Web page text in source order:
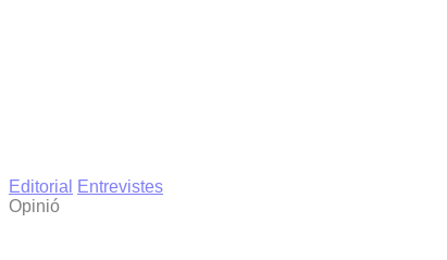
Editorial
Entrevistes
Opinió